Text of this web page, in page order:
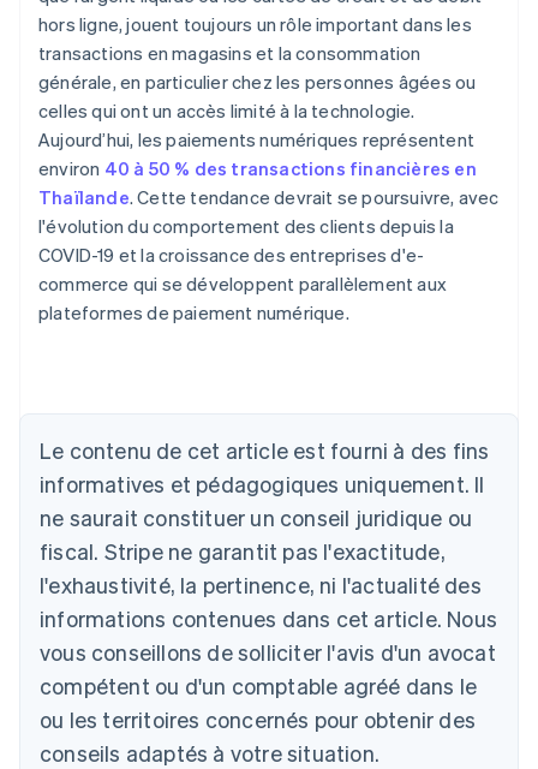
hors ligne, jouent toujours un rôle important dans les
transactions en magasins et la consommation
générale, en particulier chez les personnes âgées ou
celles qui ont un accès limité à la technologie.
Aujourd’hui, les paiements numériques représentent
environ 40 à 50 % des transactions financières en
Thaïlande. Cette tendance devrait se poursuivre, avec
l'évolution du comportement des clients depuis la
COVID-19 et la croissance des entreprises d'e-
commerce qui se développent parallèlement aux
plateformes de paiement numérique.
Le contenu de cet article est fourni à des fins
informatives et pédagogiques uniquement. Il
ne saurait constituer un conseil juridique ou
fiscal. Stripe ne garantit pas l'exactitude,
l'exhaustivité, la pertinence, ni l'actualité des
informations contenues dans cet article. Nous
vous conseillons de solliciter l'avis d'un avocat
compétent ou d'un comptable agréé dans le
ou les territoires concernés pour obtenir des
conseils adaptés à votre situation.
DeutschEnglish
Australie
English
Autriche
DeutschEnglish
NederlandsFrançaisDeutsch English
Brésil
Português
Bulgarie
English
Canada
Chine continentale
简体中文English